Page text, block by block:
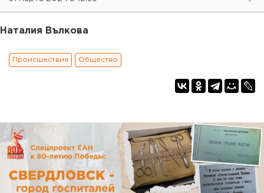
Наталия Вълкова
Происшествия Общество